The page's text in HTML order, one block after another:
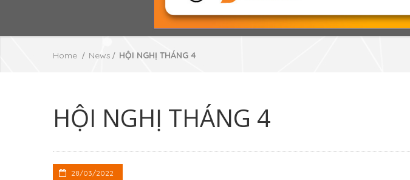
Home News HỘI NGHỊ THÁNG 4
HỘI NGHỊ THÁNG 4
28/03/2022